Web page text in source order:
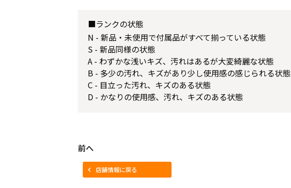
■ランクの状態
N - 新品・未使用で付属品がすべて揃っている状態
S - 新品同様の状態
A - わずかな浅いキズ、汚れはあるが大変綺麗な状態
B - 多少の汚れ、キズがあり少し使用感の感じられる状態
C - 目立った汚れ、キズのある状態
D - かなりの使用感、汚れ、キズのある状態
前へ
店舗情報に戻る